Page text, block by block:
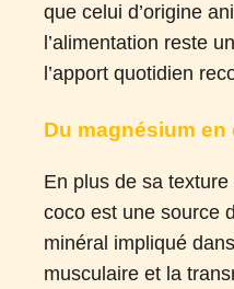
que celui d’origine
l’alimentation reste
l’apport quotidien
Du magnésium
En plus de sa
coco est une source
minéral impliqué
musculaire et la